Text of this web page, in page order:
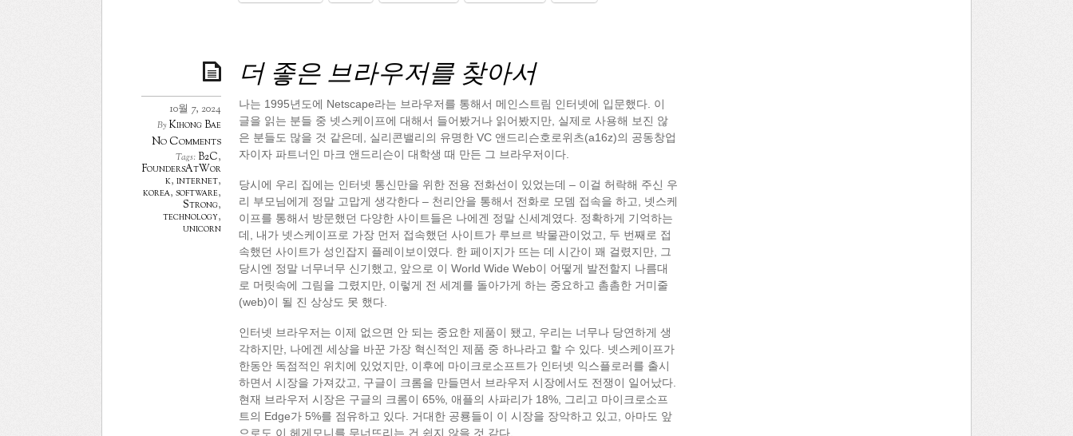
더 좋은 브라우저를 찾아서
10월 7, 2024
ByKihong Bae
No Comments
Tags: B2C,
FoundersAtWor
k, internet,
korea, software,
Strong,
technology,
unicorn
나는 1995년도에 Netscape라는 브라우저를 통해서 메인스트림 인터넷에 입문했다. 이
글을 읽는 분들 중 넷스케이프에 대해서 들어봤거나 읽어봤지만, 실제로 사용해 보진 않
은 분들도 많을 것 같은데, 실리콘밸리의 유명한 VC 앤드리슨호로위츠(a16z)의 공동창업
자이자 파트너인 마크 앤드리슨이 대학생 때 만든 그 브라우저이다.
당시에 우리 집에는 인터넷 통신만을 위한 전용 전화선이 있었는데 – 이걸 허락해 주신 우
리 부모님에게 정말 고맙게 생각한다 – 천리안을 통해서 전화로 모뎀 접속을 하고, 넷스케
이프를 통해서 방문했던 다양한 사이트들은 나에겐 정말 신세계였다. 정확하게 기억하는
데, 내가 넷스케이프로 가장 먼저 접속했던 사이트가 루브르 박물관이었고, 두 번째로 접
속했던 사이트가 성인잡지 플레이보이였다. 한 페이지가 뜨는 데 시간이 꽤 걸렸지만, 그
당시엔 정말 너무너무 신기했고, 앞으로 이 World Wide Web이 어떻게 발전할지 나름대
로 머릿속에 그림을 그렸지만, 이렇게 전 세계를 돌아가게 하는 중요하고 촘촘한 거미줄
(web)이 될 진 상상도 못 했다.
인터넷 브라우저는 이제 없으면 안 되는 중요한 제품이 됐고, 우리는 너무나 당연하게 생
각하지만, 나에겐 세상을 바꾼 가장 혁신적인 제품 중 하나라고 할 수 있다. 넷스케이프가
한동안 독점적인 위치에 있었지만, 이후에 마이크로소프트가 인터넷 익스플로러를 출시
하면서 시장을 가져갔고, 구글이 크롬을 만들면서 브라우저 시장에서도 전쟁이 일어났다.
현재 브라우저 시장은 구글의 크롬이 65%, 애플의 사파리가 18%, 그리고 마이크로소프
트의 Edge가 5%를 점유하고 있다. 거대한 공룡들이 이 시장을 장악하고 있고, 아마도 앞
으로도 이 헤게모니를 무너뜨리는 건 쉽지 않을 것 같다.